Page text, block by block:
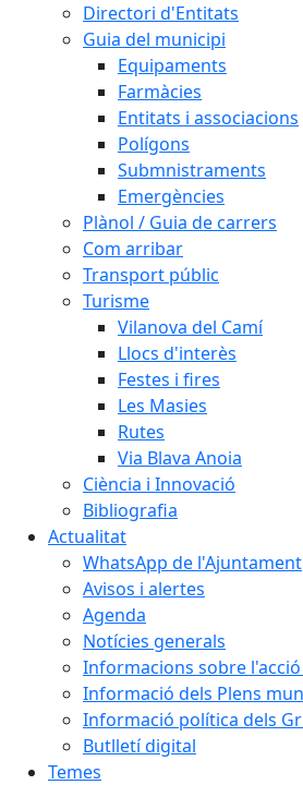
Directori d'Entitats
Guia del municipi
Equipaments
Farmàcies
Entitats i associacions
Polígons
Submnistraments
Emergències
Plànol / Guia de carrers
Com arribar
Transport públic
Turisme
Vilanova del Camí
Llocs d'interès
Festes i fires
Les Masies
Rutes
Via Blava Anoia
Ciència i Innovació
Bibliografia
Actualitat
WhatsApp de l'Ajuntament
Avisos i alertes
Agenda
Notícies generals
Informacions sobre
Informació dels Plens
Informació política dels
Butlletí digital
Temes